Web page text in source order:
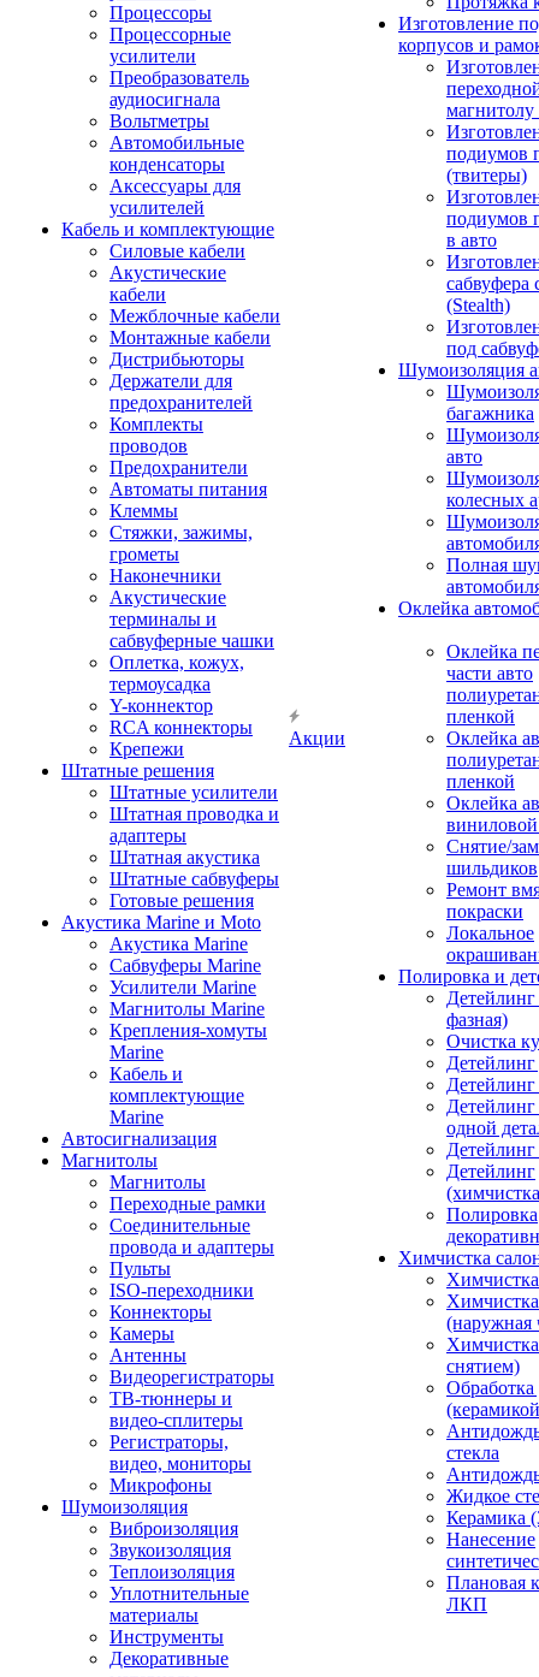
Процессоры
Процессорные
усилители
Преобразователь
аудиосигнала
Вольтметры
Автомобильные
конденсаторы
Аксессуары для
усилителей
Кабель и комплектующие
Силовые кабели
Акустические
кабели
Межблочные кабели
Монтажные кабели
Дистрибьюторы
Держатели для
предохранителей
Комплекты
проводов
Предохранители
Автоматы питания
Клеммы
Стяжки, зажимы,
грометы
Наконечники
Акустические
терминалы и
сабвуферные чашки
Оплетка, кожух,
термоусадка
Y-коннектор
RCA коннекторы
Крепежи
Штатные решения
Штатные усилители
Штатная проводка и
адаптеры
Штатная акустика
Штатные сабвуферы
Готовые решения
Акустика Marine и Moto
Акустика Marine
Сабвуферы Marine
Усилители Marine
Магнитолы Marine
Крепления-хомуты
Marine
Кабель и
комплектующие
Marine
Автосигнализация
Магнитолы
Магнитолы
Переходные рамки
Соединительные
провода и адаптеры
Пульты
ISO-переходники
Коннекторы
Камеры
Антенны
Видеорегистраторы
ТВ-тюннеры и
видео-сплитеры
Регистраторы,
видео, мониторы
Микрофоны
Шумоизоляция
Виброизоляция
Звукоизоляция
Теплоизоляция
Уплотнительные
материалы
Инструменты
Декоративные
Акции
Изготовление
корпусов и
подиумов
(твитеры)
подиумов
в авто
сабвуфера
(Stealth)
под
Шумоизоляция
багажника
авто
колесных
Полная
Оклейка
Оклейка
части авто
пленкой
Оклейка
пленкой
Оклейка
Снятие/
шильдиков
Ремонт
покраски
Локальное
Полировка и
фазная)
Очистка
Детейлинг
одной
Детейлинг
Полировка
Химчистка
(наружная
снятием)
Обработка
стекла
Жидкое
Керамика
Нанесение
Плановая
ЛКП